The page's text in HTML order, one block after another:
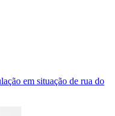
em situação de rua do